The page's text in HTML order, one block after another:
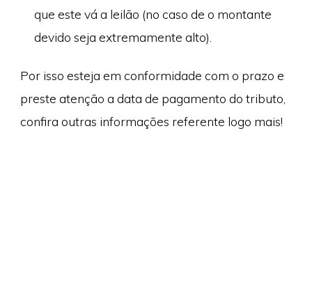
que este vá a leilão (no caso de o montante
devido seja extremamente alto).
Por isso esteja em conformidade com o prazo e
preste atenção a data de pagamento do tributo,
confira outras informações referente logo mais!